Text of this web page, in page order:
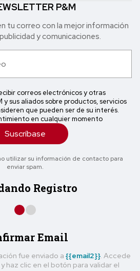
P&M
tu correo con la mejor in formación
y comunicaciones.
correos electrónicos y otras
y sus aliados sobre productos, servicios
que pueden ser de su interés.
en cualquier momento
Suscríbase
utilizar su información de contacto para
enviar spam.
Registro
Email
fue enviado a {{email2}}. Accede
haz clic en el botón para validar el